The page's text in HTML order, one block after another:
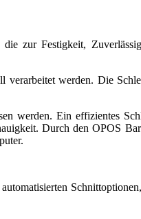
zur Festigkeit,
werden. Die
werden. Ein effizientes
Durch den OPOS